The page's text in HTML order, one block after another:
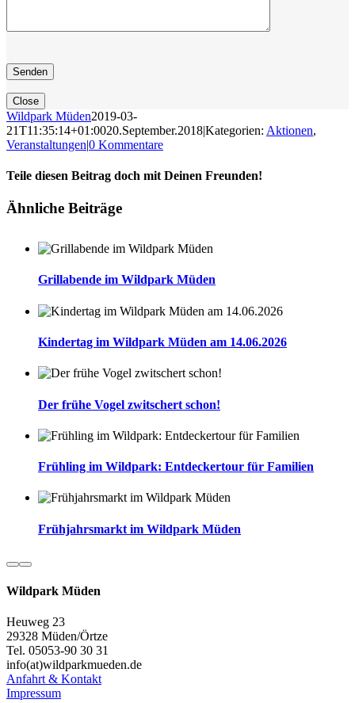
lasse
dieses
Feld
leer.
Close
Wildpark Müden2019-03-
21T11:35:14+01:0020.September.2018|Kategorien: Aktionen,
Veranstaltungen|0 Kommentare
Teile diesen Beitrag doch mit Deinen Freunden!
Facebook
Twitter
Reddit
LinkedIn
WhatsApp
Tumblr
Pinterest
Vk
E-
Ähnliche Beiträge
Grillabende im Wildpark Müden
Kindertag im Wildpark Müden am 14.06.2026
Der frühe Vogel zwitschert schon!
Frühling im Wildpark: Entdeckertour für Familien
Frühjahrsmarkt im Wildpark Müden
Wildpark Müden
Heuweg 23
29328 Müden/Örtze
Tel. 05053-90 30 31
info(at)wildparkmueden.de
Anfahrt & Kontakt
Impressum